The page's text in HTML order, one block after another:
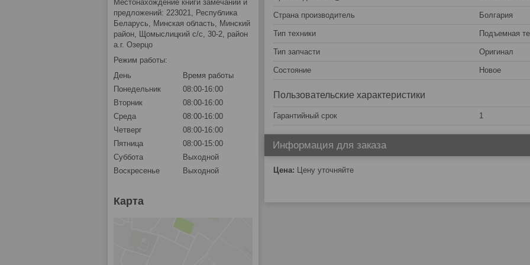
Страна производитель Болгария
Тип техники Подъемная
Тип запчасти Оригинал
Состояние Новое
Пользовательские характеристики
Гарантийный срок 1
Информация для заказа
Цена: Цену уточняйте
Местонахождение книги замечаний и
предложений: 223021, Республика
Беларусь, Минская область, Минский
район, Щомыслицкий с/с, 30-2, район
а.г. Озерцо
Режим работы:
День
Время работы
Понедельник
08:00-16:00
Вторник
08:00-16:00
Среда
08:00-16:00
Четверг
08:00-16:00
Пятница
08:00-15:00
Суббота
Выходной
Воскресенье
Выходной
Карта